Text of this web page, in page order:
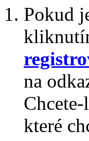
Pokud
na
které